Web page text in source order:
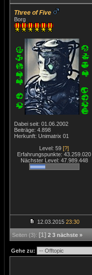
Three of Five
Borg
Dabei seit: 01.06.2002
Beiträge: 4.898
Herkunft: Unimatrix 01
Level: 59 [?]
Erfahrungspunkte: 43.259.020
Nächster Level: 47.989.448
12.03.2015 23:30
Seiten (3): [1] 2 3 nächste »
Gehe zu: